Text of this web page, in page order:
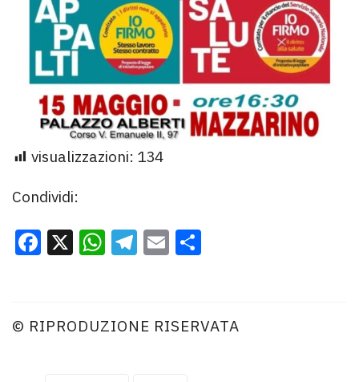
visualizzazioni: 134
Condividi:
Facebook
X WhatsApp
Telegram
Email
© RIPRODUZIONE RISERVATA